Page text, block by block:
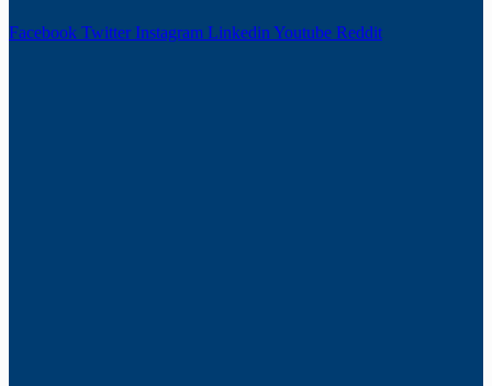
Facebook Twitter Instagram Linkedin Youtube Reddit